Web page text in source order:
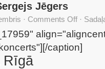
Jēgers
· Comments Off ·
[/caption]
Rīgā